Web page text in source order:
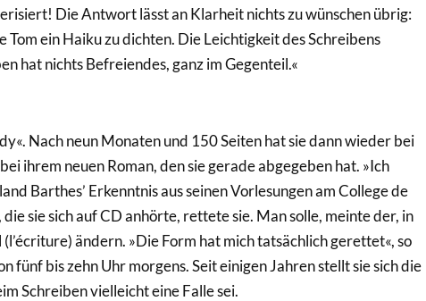
Die Antwort lässt an Klarheit nichts zu wünschen übrig:
Tom ein Haiku zu dichten. Die Leichtigkeit des Schreibens
hat nichts Befreiendes, ganz im Gegenteil.«
Nach neun Monaten und 150 Seiten hat sie dann wieder bei
ihrem neuen Roman, den sie gerade abgegeben hat. »Ich
Barthes’ Erkenntnis aus seinen Vorlesungen am College de
sie sich auf CD anhörte, rettete sie. Man solle, meinte der, in
ändern. »Die Form hat mich tatsächlich gerettet«, so
fünf bis zehn Uhr morgens. Seit einigen Jahren stellt sie sich die
Schreiben vielleicht eine Falle sei.